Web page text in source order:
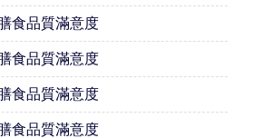
食品質滿意度
食品質滿意度
食品質滿意度
食品質滿意度